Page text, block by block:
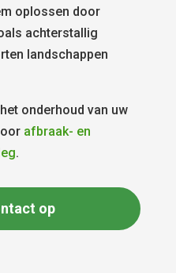
oplossen door
achterstallig
landschappen
onderhoud van uw
afbraak- en
.
op